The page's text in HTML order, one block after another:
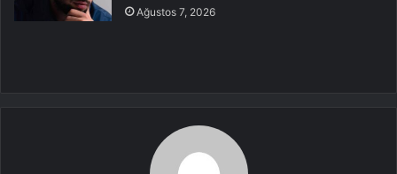
Ağustos 7, 2026